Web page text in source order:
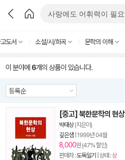
도서 소설/시/희곡 문학의 이해
이 분야에 6개의 상품이 있습니다.
[중고] 북한문학의 현상
박태상(지은이)
깊은샘 1999년 04월
8,000원 (47% 할인)
판매자 :도둑일기 | 상태 :상